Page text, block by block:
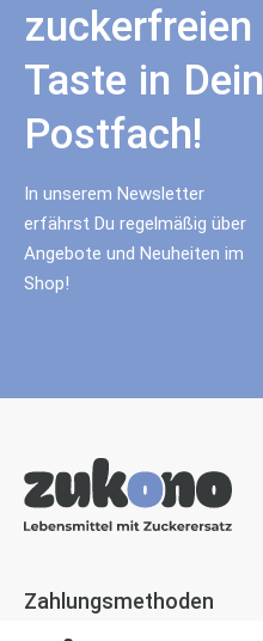
zuckerfreien
Taste in Dein
Postfach!
In unserem Newsletter
erfährst Du regelmäßig über
Angebote und Neuheiten im
Shop!
Zahlungsmethoden